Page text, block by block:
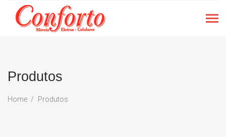
Produtos
Home Produtos